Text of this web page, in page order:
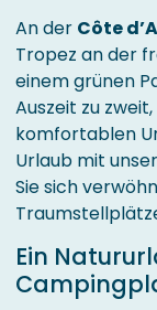
An der Côte
Tropez an der
einem grünen
Auszeit zu
komfortablen
Urlaub mit
Sie sich
Ein